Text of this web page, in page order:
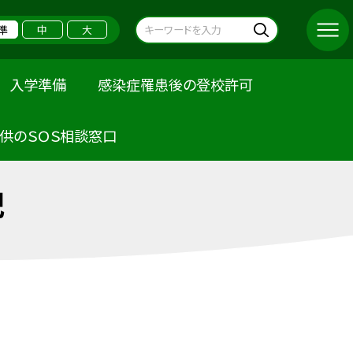
中 大
入学準備 感染症罹患後の登校許可
のＳＯＳ相談窓口